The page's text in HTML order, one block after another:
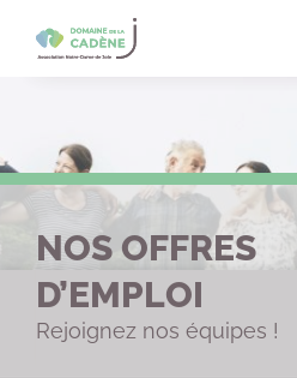
NOS OFFRES
D’EMPLOI
Rejoignez nos équipes !